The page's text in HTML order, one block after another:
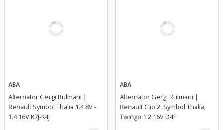
ABA
Alternatör Gergi Rulmanı |
Renault Symbol Thalia 1.4 8V -
1.4 16V K7J-K4J
ABA
Alternatör Gergi Rulmanı |
Renault Clio 2, Symbol Thalia,
Twingo 1.2 16V D4F